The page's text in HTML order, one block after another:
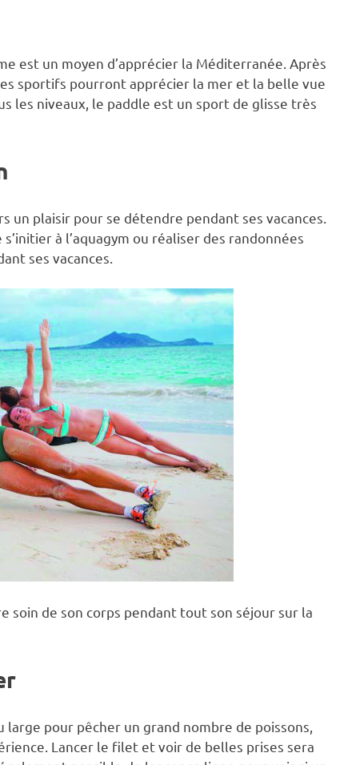
est un moyen d’apprécier la Méditerranée. Après
sportifs pourront apprécier la mer et la belle vue
les niveaux, le paddle est un sport de glisse très
un plaisir pour se détendre pendant ses vacances.
à l’aquagym ou réaliser des randonnées
ses vacances.
de son corps pendant tout son séjour sur la
pour pêcher un grand nombre de poissons,
Lancer le filet et voir de belles prises sera